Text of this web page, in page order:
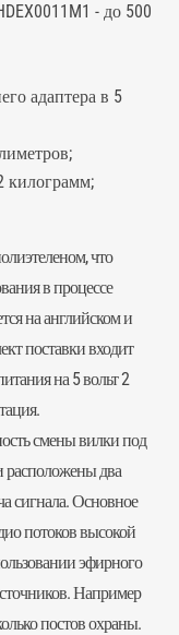
- до 500
адаптера в 5
килограмм;
что
в процессе
на английском и
поставки входит
на 5 вольт 2
смены вилки под
расположены два
сигнала. Основное
потоков высокой
эфирного
Например
постов охраны.